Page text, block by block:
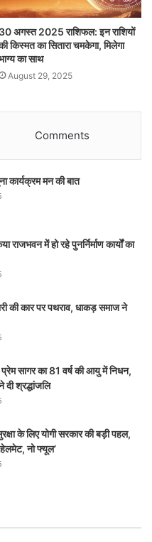
30 अगस्त 2025 राशिफल: इन राशियों
किस्मत का सितारा चमकेगा, मिलेगा
का साथ
August 29, 2025
Comments
कार्यक्रम मन की बात
राजभवन में हो रहे पुनर्निर्माण कार्यों का
की कार पर पथराव, धाकड़ समाज ने
सागर का 81 वर्ष की आयु में निधन,
दी श्रद्धांजलि
के लिए योगी सरकार की बड़ी पहल,
नो फ्यूल’